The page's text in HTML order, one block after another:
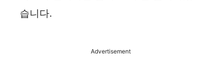
습니다.
Advertisement